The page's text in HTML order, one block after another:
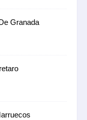
Granada